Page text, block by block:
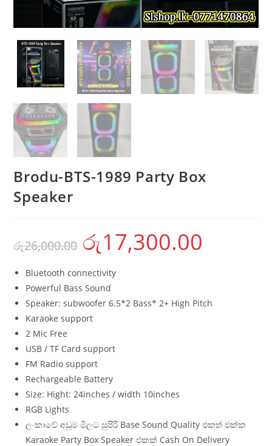
Brodu-BTS-1989 Party Box
Speaker
රු26,000.00 රු17,300.00
Bluetooth connectivity
Powerful Bass Sound
Speaker: subwoofer 6.5*2 Bass* 2+ High Pitch
Karaoke support
2 Mic Free
USB / TF Card support
FM Radio support
Rechargeable Battery
Size: Hight: 24inches / width 10inches
RGB Lights
ලංකාවේ අඩුම මිලට සුපිරි Base Sound Quality එකත් එක්ක
Karaoke Party Box Speaker එකක් Cash On Delivery